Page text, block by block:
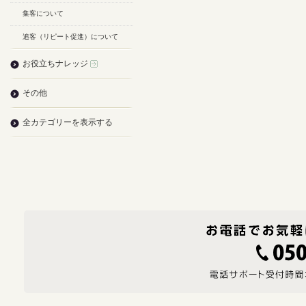
集客について
追客（リピート促進）について
お役立ちナレッジ
その他
全カテゴリーを表示する